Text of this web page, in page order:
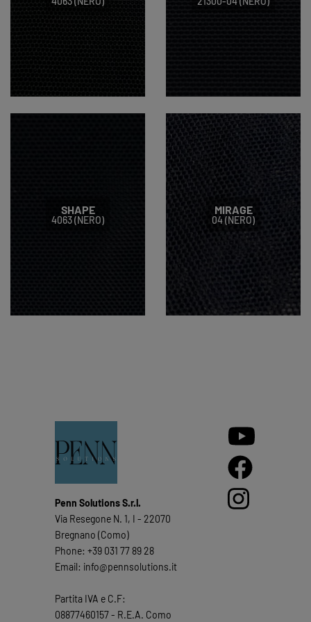
SHAPE
4063 (NERO)
MIRAGE
04 (NERO)
Penn Solutions S.r.l.
Via Resegone N. 1, I - 22070
Bregnano (Como)
Phone: +39 031 77 89 28
Email: info@pennsolutions.it
Partita IVA e C.F:
08877460157 - R.E.A. Como